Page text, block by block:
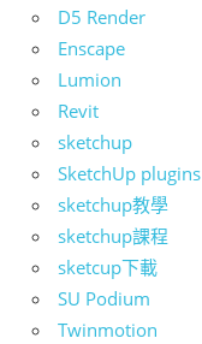
D5 Render
Enscape
Lumion
Revit
sketchup
SketchUp plugins
sketchup教學
sketchup課程
sketcup下載
SU Podium
Twinmotion